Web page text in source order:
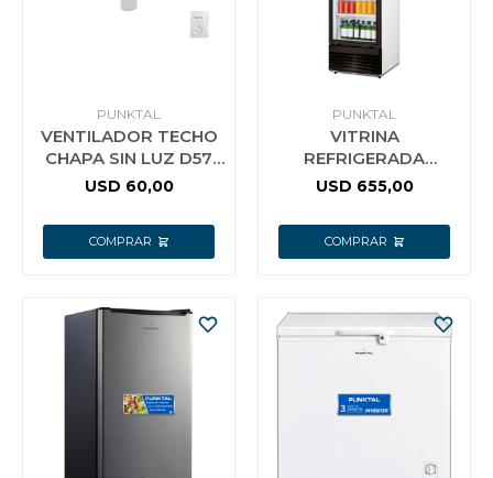
PUNKTAL
VENTILADOR TECHO
CHAPA SIN LUZ D57
PUNKTAL 3 ASPAS F
USD 60,00
PUNKTAL
VITRINA
REFRIGERADA
PUNKTAL 300LTS PK-
USD 655,00